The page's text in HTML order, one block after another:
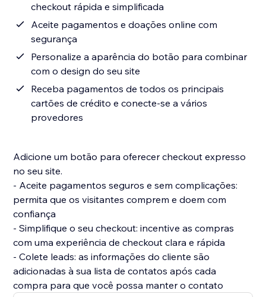
checkout rápida e simplificada
Aceite pagamentos e doações online com
segurança
Personalize a aparência do botão para combinar
com o design do seu site
Receba pagamentos de todos os principais
cartões de crédito e conecte-se a vários
provedores
Adicione um botão para oferecer checkout expresso
no seu site.
- Aceite pagamentos seguros e sem complicações:
permita que os visitantes comprem e doem com
confiança
- Simplifique o seu checkout: incentive as compras
com uma experiência de checkout clara e rápida
- Colete leads: as informações do cliente são
adicionadas à sua lista de contatos após cada
compra para que você possa manter o contato